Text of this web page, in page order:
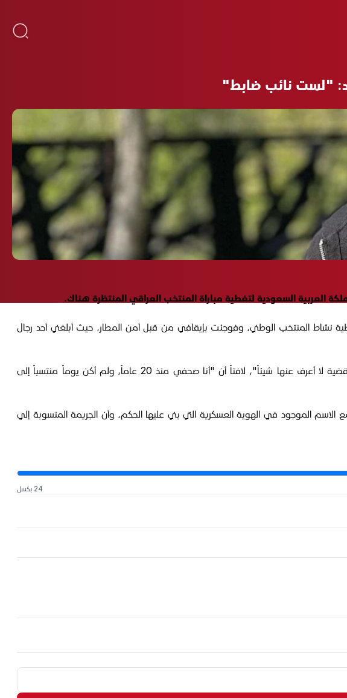
"لست نائب ضابط"
العربية السعودية لتغطية مباراة المنتخب العراقي المنتظرة هناك.
2025، أنه "كنت في طريقي إلى السعودية لتغطية نشاط المنتخب الوطني، وفوجئت بإيقافي من قبل أمن المطار، حيث أبلغني أحد رجال
وأضاف: "تم إبلاغي بأن محكمة شكلت وصدر بحقي حكم بالسجن 6 أشهر مع غرامة مالية قدرها 100 ألف دينار، في قضية لا أعرف عنها شيئاً"، لافتاً أن "أنا صحفي منذ 20 عاماً، ولم أكن يوماً منتسباً إلى
الموجود في الهوية العسكرية التي بني عليها الحكم، وأن الجريمة المنسوبة إلي
24 بكسل